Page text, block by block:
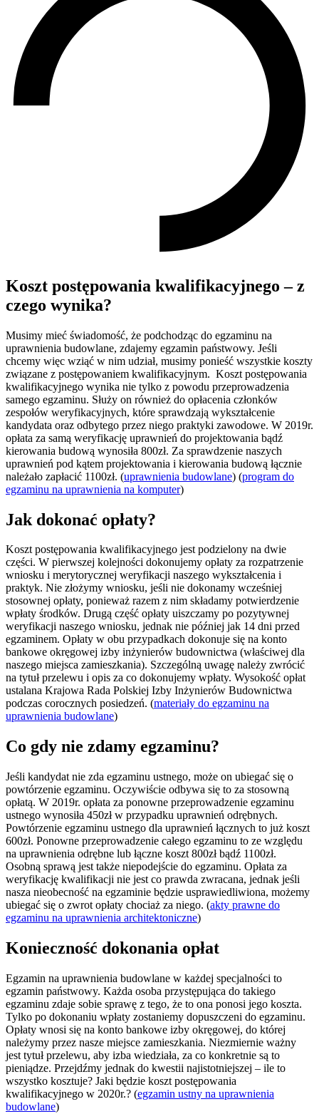
Koszt postępowania kwalifikacyjnego – z
czego wynika?
Musimy mieć świadomość, że podchodząc do egzaminu na
uprawnienia budowlane, zdajemy egzamin państwowy. Jeśli
chcemy więc wziąć w nim udział, musimy ponieść wszystkie koszty
związane z postępowaniem kwalifikacyjnym. Koszt postępowania
kwalifikacyjnego wynika nie tylko z powodu przeprowadzenia
samego egzaminu. Służy on również do opłacenia członków
zespołów weryfikacyjnych, które sprawdzają wykształcenie
kandydata oraz odbytego przez niego praktyki zawodowe. W 2019r.
opłata za samą weryfikację uprawnień do projektowania bądź
kierowania budową wynosiła 800zł. Za sprawdzenie naszych
uprawnień pod kątem projektowania i kierowania budową łącznie
należało zapłacić 1100zł. (uprawnienia budowlane) (program do
egzaminu na uprawnienia na komputer)
Jak dokonać opłaty?
Koszt postępowania kwalifikacyjnego jest podzielony na dwie
części. W pierwszej kolejności dokonujemy opłaty za rozpatrzenie
wniosku i merytorycznej weryfikacji naszego wykształcenia i
praktyk. Nie złożymy wniosku, jeśli nie dokonamy wcześniej
stosownej opłaty, ponieważ razem z nim składamy potwierdzenie
wpłaty środków. Drugą część opłaty uiszczamy po pozytywnej
weryfikacji naszego wniosku, jednak nie później jak 14 dni przed
egzaminem. Opłaty w obu przypadkach dokonuje się na konto
bankowe okręgowej izby inżynierów budownictwa (właściwej dla
naszego miejsca zamieszkania). Szczególną uwagę należy zwrócić
na tytuł przelewu i opis za co dokonujemy wpłaty. Wysokość opłat
ustalana Krajowa Rada Polskiej Izby Inżynierów Budownictwa
podczas corocznych posiedzeń. (materiały do egzaminu na
uprawnienia budowlane)
Co gdy nie zdamy egzaminu?
Jeśli kandydat nie zda egzaminu ustnego, może on ubiegać się o
powtórzenie egzaminu. Oczywiście odbywa się to za stosowną
opłatą. W 2019r. opłata za ponowne przeprowadzenie egzaminu
ustnego wynosiła 450zł w przypadku uprawnień odrębnych.
Powtórzenie egzaminu ustnego dla uprawnień łącznych to już koszt
600zł. Ponowne przeprowadzenie całego egzaminu to ze względu
na uprawnienia odrębne lub łączne koszt 800zł bądź 1100zł.
Osobną sprawą jest także niepodejście do egzaminu. Opłata za
weryfikację kwalifikacji nie jest co prawda zwracana, jednak jeśli
nasza nieobecność na egzaminie będzie usprawiedliwiona, możemy
ubiegać się o zwrot opłaty chociaż za niego. (akty prawne do
egzaminu na uprawnienia architektoniczne)
Konieczność dokonania opłat
Egzamin na uprawnienia budowlane w każdej specjalności to
egzamin państwowy. Każda osoba przystępująca do takiego
egzaminu zdaje sobie sprawę z tego, że to ona ponosi jego koszta.
Tylko po dokonaniu wpłaty zostaniemy dopuszczeni do egzaminu.
Opłaty wnosi się na konto bankowe izby okręgowej, do której
należymy przez nasze miejsce zamieszkania. Niezmiernie ważny
jest tytuł przelewu, aby izba wiedziała, za co konkretnie są to
pieniądze. Przejdźmy jednak do kwestii najistotniejszej – ile to
wszystko kosztuje? Jaki będzie koszt postępowania
kwalifikacyjnego w 2020r.? (egzamin ustny na uprawnienia
budowlane)